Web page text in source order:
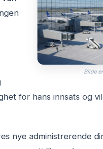
Bilde
for hans innsats og
nye administrerende